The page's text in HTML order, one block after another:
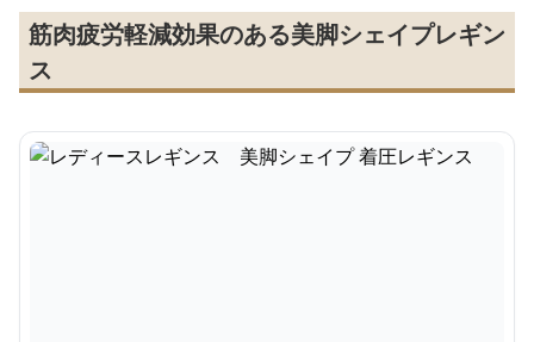
筋肉疲労軽減効果のある美脚シェイプレギン
ス